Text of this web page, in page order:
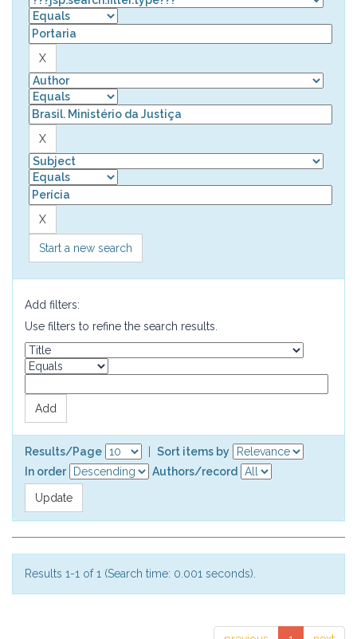
Start a new search
Add filters:
Use filters to refine the search results.
Results/Page
Sort items by
In order
Authors/record
Results 1-1 of 1 (Search time: 0.001 seconds).